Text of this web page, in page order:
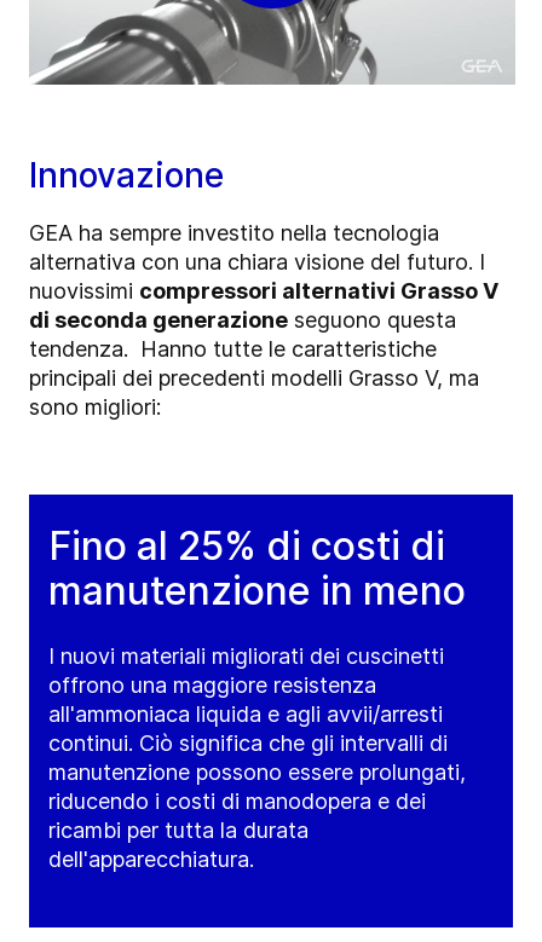
Innovazione
GEA ha sempre investito nella tecnologia
alternativa con una chiara visione del futuro. I
nuovissimi compressori alternativi Grasso V
di seconda generazione seguono questa
tendenza. Hanno tutte le caratteristiche
principali dei precedenti modelli Grasso V, ma
sono migliori:
Fino al 25% di costi di
manutenzione in meno
I nuovi materiali migliorati dei cuscinetti
offrono una maggiore resistenza
all'ammoniaca liquida e agli avvii/arresti
continui. Ciò significa che gli intervalli di
manutenzione possono essere prolungati,
riducendo i costi di manodopera e dei
ricambi per tutta la durata
dell'apparecchiatura.